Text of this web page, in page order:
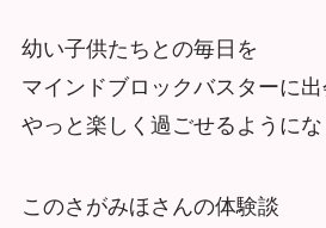
幼い子供たちとの毎日を
マインドブロックバスターに出
やっと楽しく過ごせるようにな
このさがみほさんの体験談